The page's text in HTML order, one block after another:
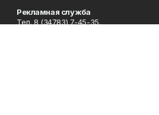
Рекламная служба
Тел. 8 (34783) 7-45-35.